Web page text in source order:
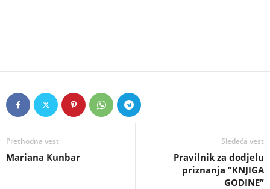
Prethodna vest
Mariana Kunbar
Sledeća vest
Pravilnik za dodjelu
priznanja ”KNJIGA
GODINE”